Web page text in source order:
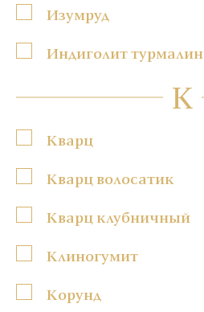
Изумруд
Индиголит турмалин
К
Кварц
Кварц волосатик
Кварц клубничный
Клиногумит
Корунд